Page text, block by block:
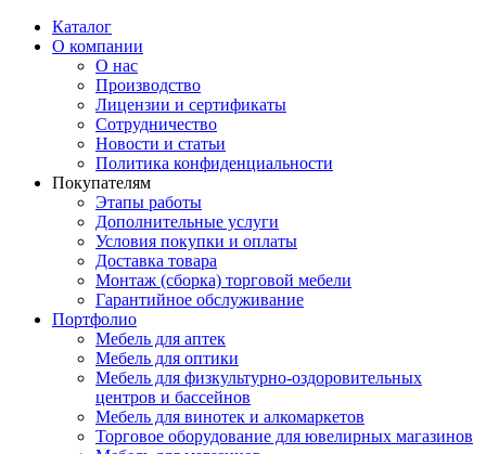
Каталог
О компании
О нас
Производство
Лицензии и сертификаты
Сотрудничество
Новости и статьи
Политика конфиденциальности
Покупателям
Этапы работы
Дополнительные услуги
Условия покупки и оплаты
Доставка товара
Монтаж (сборка) торговой мебели
Гарантийное обслуживание
Портфолио
Мебель для аптек
Мебель для оптики
Мебель для физкультурно-оздоровительных
центров и бассейнов
Мебель для винотек и алкомаркетов
Торговое оборудование для ювелирных магазинов